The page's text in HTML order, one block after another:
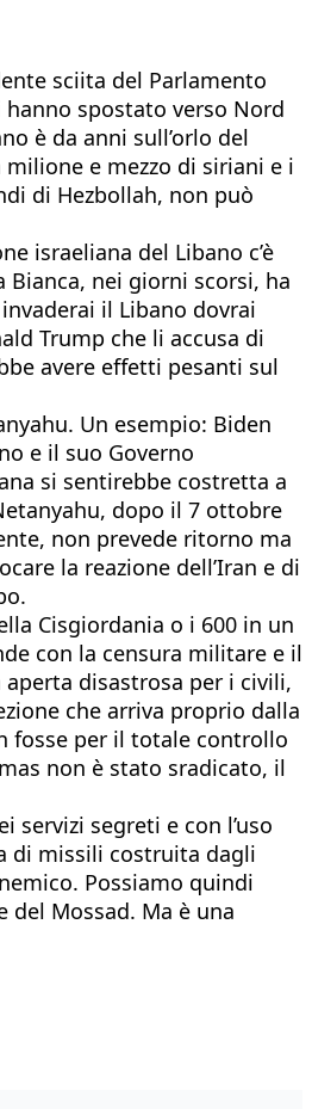
sciita del Parlamento
spostato verso Nord
è da anni sull’orlo del
e mezzo di siriani e i
di Hezbollah, non può
israeliana del Libano c’è
nei giorni scorsi, ha
il Libano dovrai
Trump che li accusa di
avere effetti pesanti sul
Un esempio: Biden
e il suo Governo
si sentirebbe costretta a
dopo il 7 ottobre
non prevede ritorno ma
la reazione dell’Iran e di
Cisgiordania o i 600 in un
con la censura militare e il
disastrosa per i civili,
che arriva proprio dalla
fosse per il totale controllo
non è stato sradicato, il
servizi segreti e con l’uso
di missili costruita dagli
Possiamo quindi
Mossad. Ma è una